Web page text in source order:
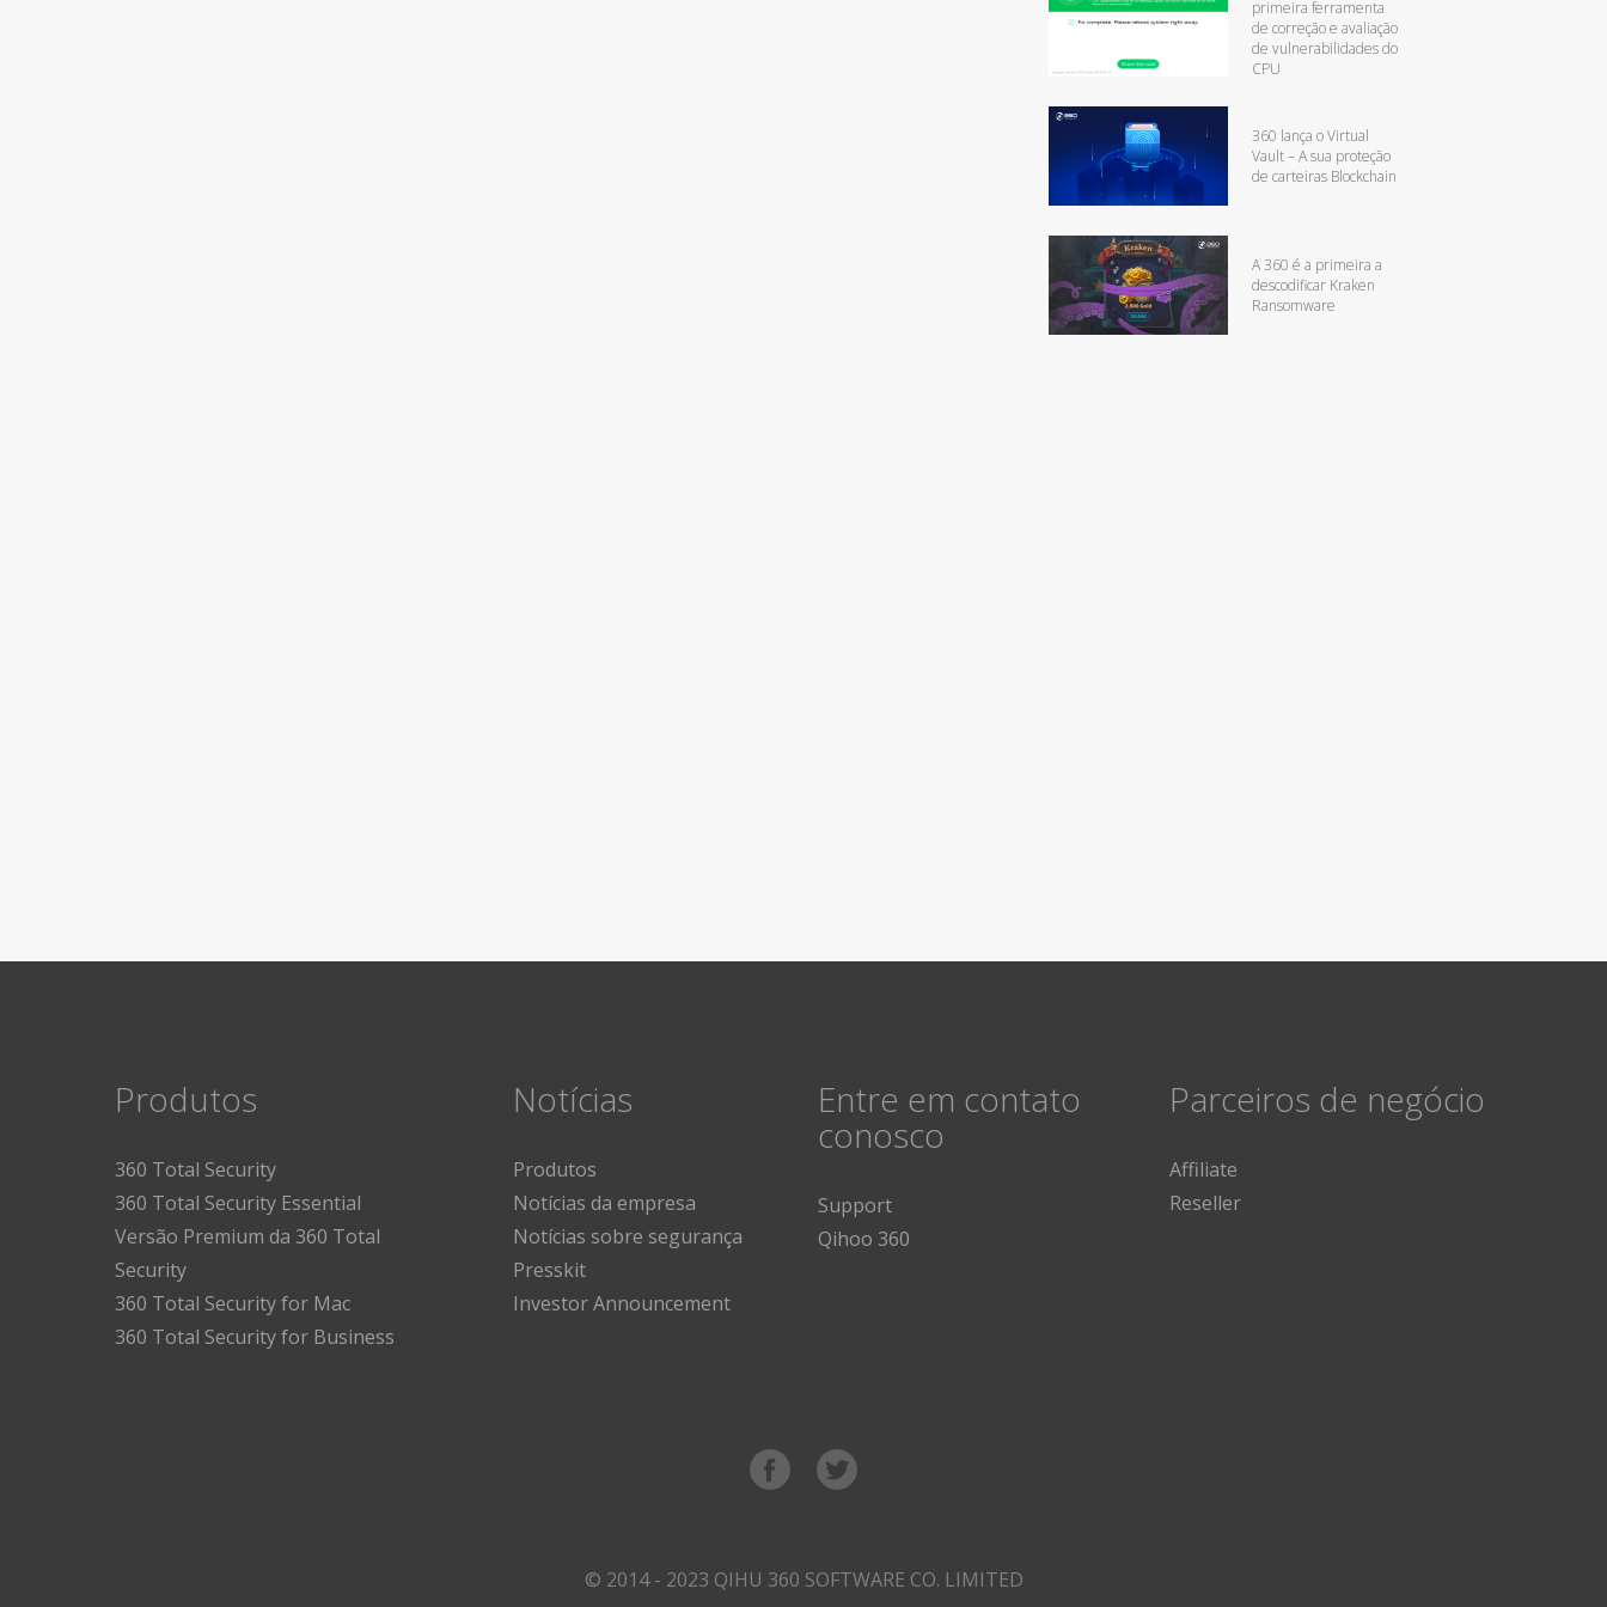
primeira ferramenta
de correção e avaliação
de vulnerabilidades do
CPU
360 lança o Virtual
Vault – A sua proteção
de carteiras Blockchain
A 360 é a primeira a
descodificar Kraken
Ransomware
Produtos
360 Total Security
360 Total Security Essential
Versão Premium da 360 Total
Security
360 Total Security for Mac
360 Total Security for Business
Notícias
Produtos
Notícias da empresa
Notícias sobre segurança
Presskit
Investor Announcement
Entre em contato
conosco
Support
Qihoo 360
Parceiros de negócio
Affiliate
Reseller
© 2014 - 2023 QIHU 360 SOFTWARE CO. LIMITED